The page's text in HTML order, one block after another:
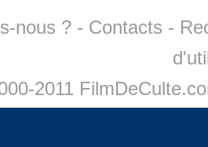
nous ? - Contacts -
2011